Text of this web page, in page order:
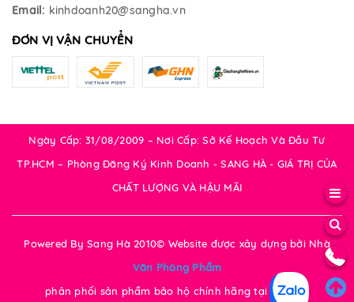
Email: kinhdoanh20@sangha.vn
ĐƠN VỊ VẬN CHUYỂN
Ngày Cấp: 31/08/2009 – Nơi Cấp: Sở Kế Hoạch Và Đầu Tư
TP.HCM – Phòng Đăng Ký Kinh Doanh - SANG HÀ - GIÁ TRỊ CỦA
CHẤT LƯỢNG VÀ HẬU MÃI
Powered By Sang Hà 2010© Website được xây dựng bởi
Văn Phòng Phẩm
Nhà
phân phối sản phẩm bảo hộ chính hãng tại Tp.HCM